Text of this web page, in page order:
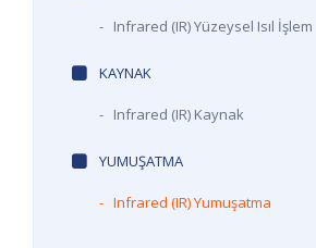
- Infrared (IR) Yüzeysel Isıl İşlem
KAYNAK
- Infrared (IR) Kaynak
YUMUŞATMA
- Infrared (IR) Yumuşatma